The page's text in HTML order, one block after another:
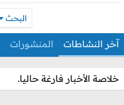
البحث
آخر النشاطات المنشورات
خلاصة الأخبار فارغة حاليا.